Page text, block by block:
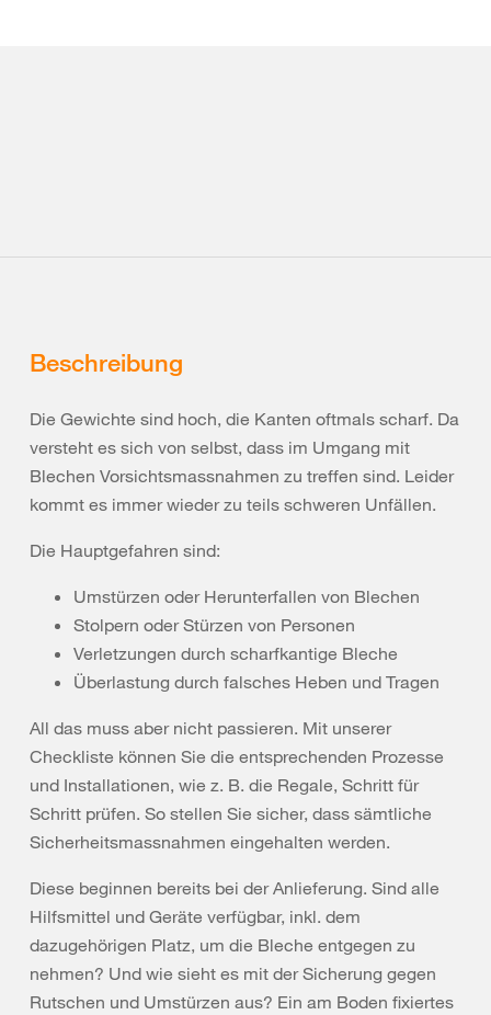
Beschreibung
Die Gewichte sind hoch, die Kanten oftmals scharf. Da
versteht es sich von selbst, dass im Umgang mit
Blechen Vorsichtsmassnahmen zu treffen sind. Leider
kommt es immer wieder zu teils schweren Unfällen.
Die Hauptgefahren sind:
Umstürzen oder Herunterfallen von Blechen
Stolpern oder Stürzen von Personen
Verletzungen durch scharfkantige Bleche
Überlastung durch falsches Heben und Tragen
All das muss aber nicht passieren. Mit unserer
Checkliste können Sie die entsprechenden Prozesse
und Installationen, wie z. B. die Regale, Schritt für
Schritt prüfen. So stellen Sie sicher, dass sämtliche
Sicherheitsmassnahmen eingehalten werden.
Diese beginnen bereits bei der Anlieferung. Sind alle
Hilfsmittel und Geräte verfügbar, inkl. dem
dazugehörigen Platz, um die Bleche entgegen zu
nehmen? Und wie sieht es mit der Sicherung gegen
Rutschen und Umstürzen aus? Ein am Boden fixiertes